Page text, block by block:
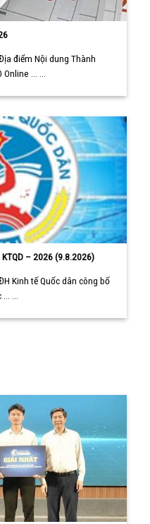
điểm Nội dung Thành
... ...
– 2026 (9.8.2026)
Kinh tế Quốc dân công bố
...